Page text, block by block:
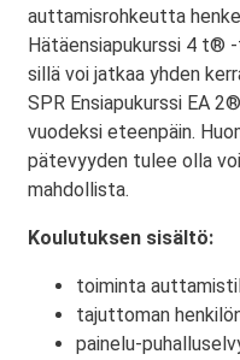
auttamisrohkeutta
Hätäensiapukurssi 4 t®
sillä voi jatkaa yhden
SPR Ensiapukurssi EA
vuodeksi eteenpäin.
pätevyyden tulee olla
mahdollista.
Koulutuksen sisältö:
toiminta
tajuttoman
painelu-